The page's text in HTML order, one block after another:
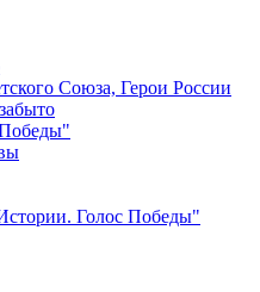
Союза, Герои России
Голос Победы"